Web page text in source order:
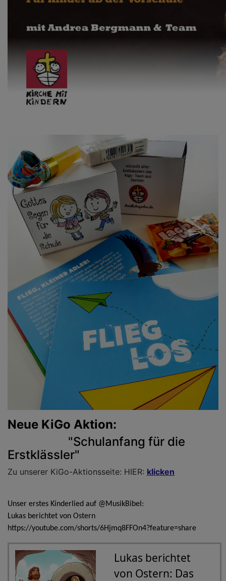
Neue KiGo Aktion:
"Schulanfang für die
Erstklässler"
Zu unserer KiGo-Aktionsseite: HIER: klicken
Unser erstes Kinderlied auf @MusikBibel:
Lukas berichtet von Ostern
https://youtube.com/shorts/6Hjmq8FFOn4?feature=share
Lukas berichtet
von Ostern: Das